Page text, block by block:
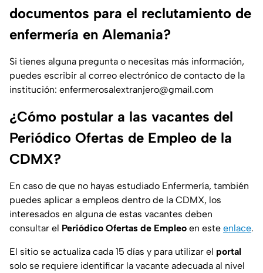
documentos para el reclutamiento de
enfermería en Alemania?
Si tienes alguna pregunta o necesitas más información,
puedes escribir al correo electrónico de contacto de la
institución: enfermerosalextranjero@gmail.com
¿Cómo postular a las vacantes del
Periódico Ofertas de Empleo de la
CDMX?
En caso de que no hayas estudiado Enfermería, también
puedes aplicar a empleos dentro de la CDMX, los
interesados en alguna de estas vacantes deben
consultar el Periódico Ofertas de Empleo en este enlace.
El sitio se actualiza cada 15 días y para utilizar el portal
solo se requiere identificar la vacante adecuada al nivel